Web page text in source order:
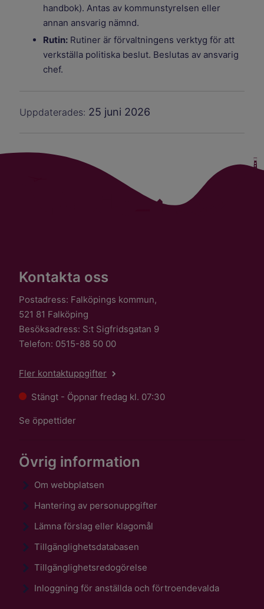
handbok). Antas av kommunstyrelsen eller
annan ansvarig nämnd.
Rutin: Rutiner är förvaltningens verktyg för att
verkställa politiska beslut. Beslutas av ansvarig
chef.
Uppdaterades: 25 juni 2026
Kontakta oss
Postadress: Falköpings kommun,
521 81 Falköping
Besöksadress: S:t Sigfridsgatan 9
Telefon: 0515-88 50 00
Fler kontaktuppgifter
Stängt - Öppnar fredag kl. 07:30
Se öppettider
Övrig information
Om webbplatsen
Hantering av personuppgifter
Lämna förslag eller klagomål
Tillgänglighetsdatabasen
Tillgänglighetsredogörelse
Inloggning för anställda och förtroendevalda